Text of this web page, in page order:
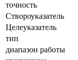
точность
Створоуказатель
Целеуказатель
тип
диапазон работы